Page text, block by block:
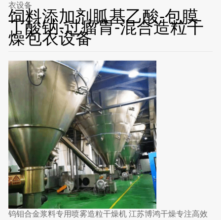
衣设备
饲料添加剂胍基乙酸-包膜
丁酸钠-过瘤胃-混合造粒干
燥包衣设备
钨钼合金浆料专用喷雾造粒干燥机 江苏博鸿干燥专注高效